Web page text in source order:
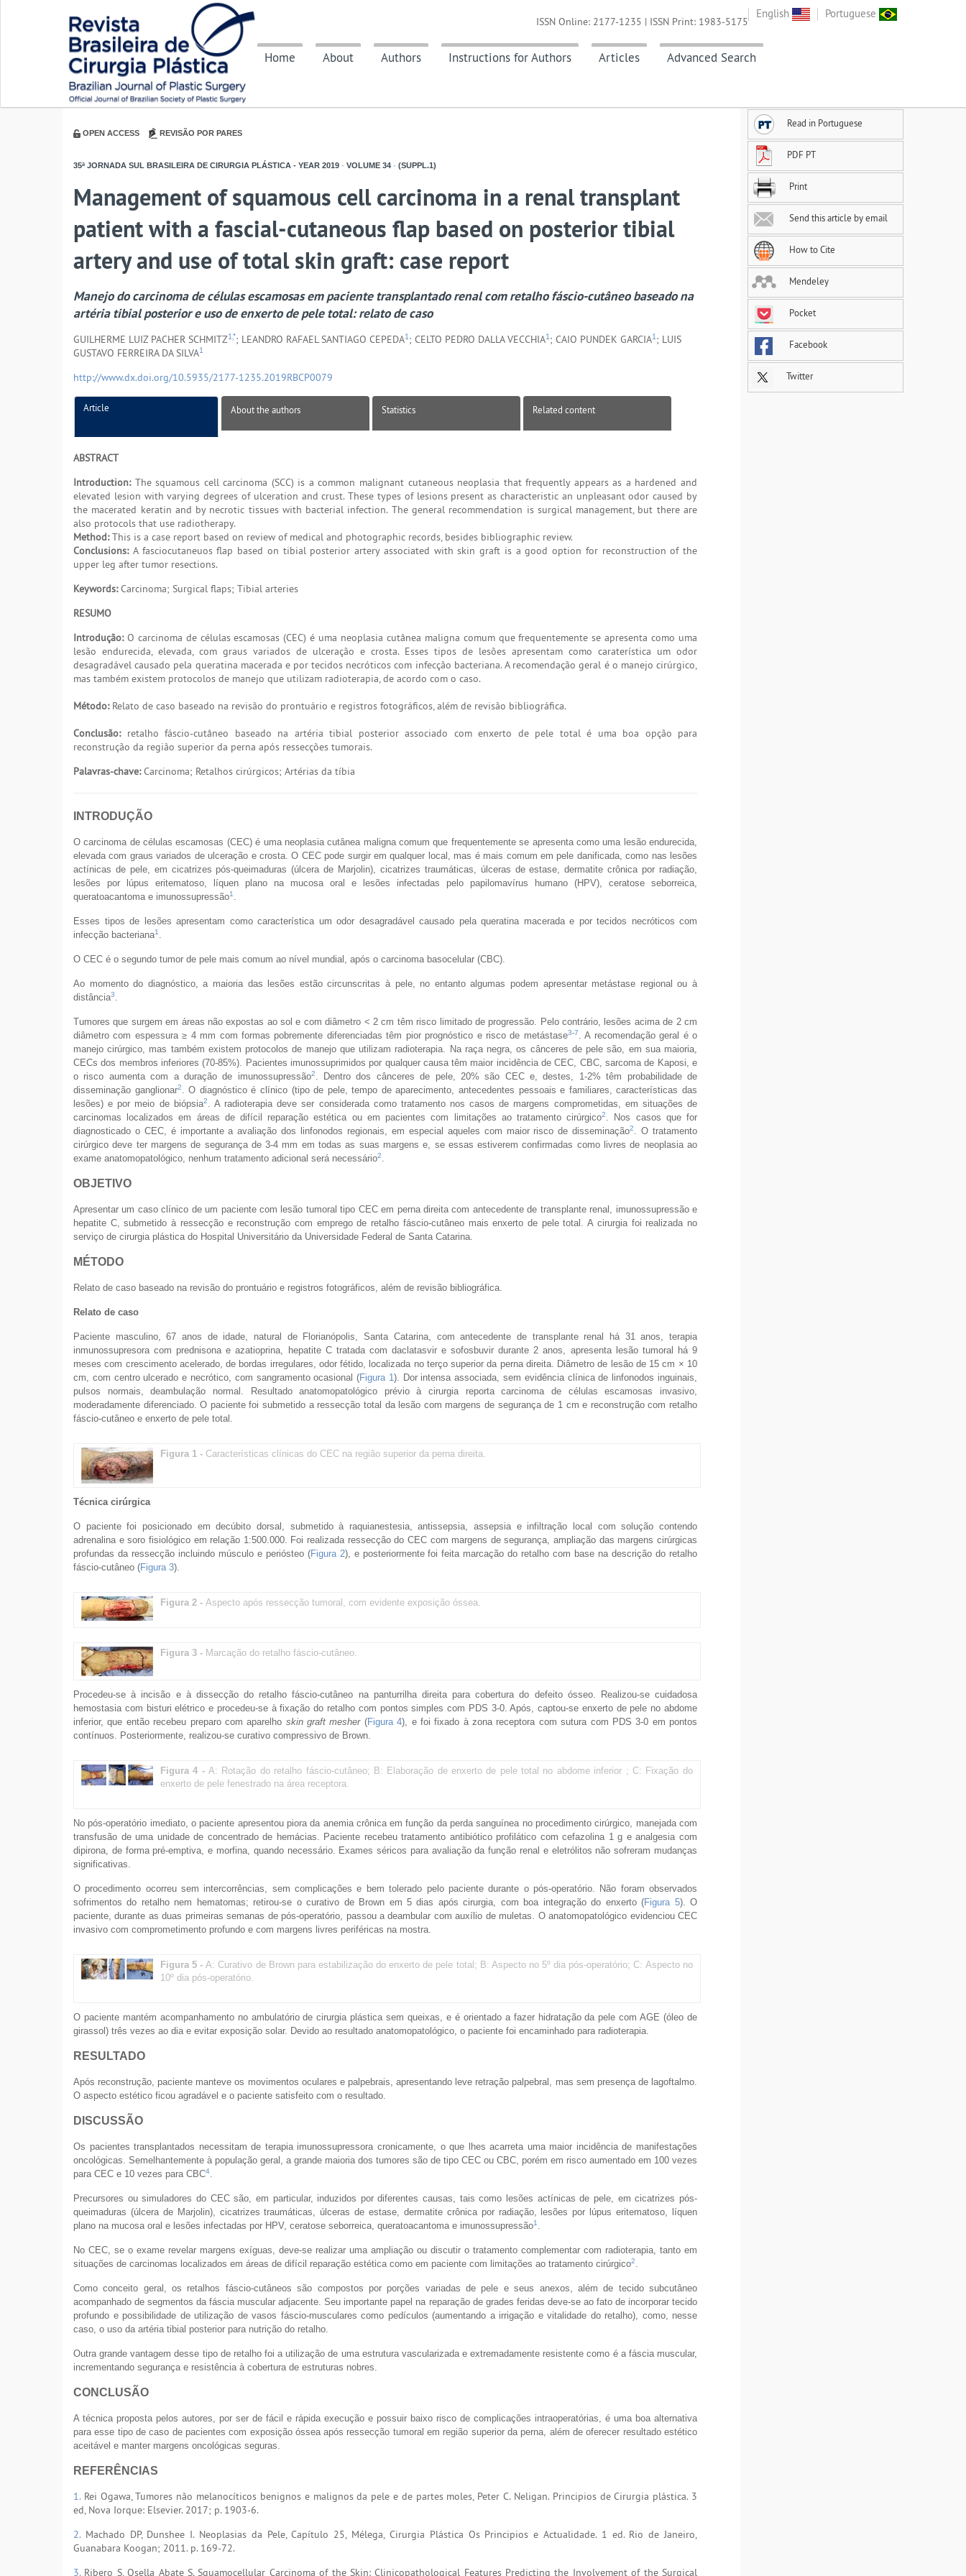
English Portuguese
Home About Authors Instructions for Authors Articles Advanced Search
ISSN Online: 2177-1235 | ISSN Print: 1983-5175
OPEN ACCESS REVISÃO POR PARES
35ª JORNADA SUL BRASILEIRA DE CIRURGIA PLÁSTICA - YEAR 2019 - VOLUME 34 - (SUPPL.1)
Management of squamous cell carcinoma in a renal transplant
patient with a fascial-cutaneous flap based on posterior tibial
artery and use of total skin graft: case report
Manejo do carcinoma de células escamosas em paciente transplantado renal com retalho fáscio-cutâneo baseado na
artéria tibial posterior e uso de enxerto de pele total: relato de caso
GUILHERME LUIZ PACHER SCHMITZ1,*; LEANDRO RAFAEL SANTIAGO CEPEDA1; CELTO PEDRO DALLA VECCHIA1; CAIO PUNDEK GARCIA1; LUIS
GUSTAVO FERREIRA DA SILVA1
http://www.dx.doi.org/10.5935/2177-1235.2019RBCP0079
Article About the authors Statistics Related content
ABSTRACT
Introduction:The squamous cell carcinoma (SCC) is a common malignant cutaneous neoplasia that frequently appears as a hardened and
elevated lesion with varying degrees of ulceration and crust. These types of lesions present as characteristic an unpleasant odor caused by
the macerated keratin and by necrotic tissues with bacterial infection. The general recommendation is surgical management, but there are
also protocols that use radiotherapy.
Method:This is a case report based on review of medical and photographic records, besides bibliographic review.
Conclusions:A fasciocutaneuos flap based on tibial posterior artery associated with skin graft is a good option for reconstruction of the
upper leg after tumor resections.
Keywords:Carcinoma; Surgical flaps; Tibial arteries
RESUMO
Introdução:O carcinoma de células escamosas (CEC) é uma neoplasia cutânea maligna comum que frequentemente se apresenta como uma
lesão endurecida, elevada, com graus variados de ulceração e crosta. Esses tipos de lesões apresentam como caraterística um odor
desagradável causado pela queratina macerada e por tecidos necróticos com infecção bacteriana. A recomendação geral é o manejo cirúrgico,
mas também existem protocolos de manejo que utilizam radioterapia, de acordo com o caso.
Método:Relato de caso baseado na revisão do prontuário e registros fotográficos, além de revisão bibliográfica.
Conclusão:retalho fáscio-cutâneo baseado na artéria tibial posterior associado com enxerto de pele total é uma boa opção para
reconstrução da região superior da perna após ressecções tumorais.
Palavras-chave:Carcinoma; Retalhos cirúrgicos; Artérias da tíbia
INTRODUÇÃO
O carcinoma de células escamosas (CEC) é uma neoplasia cutânea maligna comum que frequentemente se apresenta como uma lesão endurecida,
elevada com graus variados de ulceração e crosta. O CEC pode surgir em qualquer local, mas é mais comum em pele danificada, como nas lesões
actínicas de pele, em cicatrizes pós-queimaduras (úlcera de Marjolin), cicatrizes traumáticas, úlceras de estase, dermatite crônica por radiação,
lesões por lúpus eritematoso, líquen plano na mucosa oral e lesões infectadas pelo papilomavírus humano (HPV), ceratose seborreica,
queratoacantoma e imunossupressão1.
Esses tipos de lesões apresentam como característica um odor desagradável causado pela queratina macerada e por tecidos necróticos com
infecção bacteriana1.
O CEC é o segundo tumor de pele mais comum ao nível mundial, após o carcinoma basocelular (CBC).
Ao momento do diagnóstico, a maioria das lesões estão circunscritas à pele, no entanto algumas podem apresentar metástase regional ou à
distância3.
Tumores que surgem em áreas não expostas ao sol e com diâmetro < 2 cm têm risco limitado de progressão. Pelo contrário, lesões acima de 2 cm
diâmetro com espessura ≥ 4 mm com formas pobremente diferenciadas têm pior prognóstico e risco de metástase3-7. A recomendação geral é o
manejo cirúrgico, mas também existem protocolos de manejo que utilizam radioterapia. Na raça negra, os cânceres de pele são, em sua maioria,
CECs dos membros inferiores (70-85%). Pacientes imunossuprimidos por qualquer causa têm maior incidência de CEC, CBC, sarcoma de Kaposi, e
o risco aumenta com a duração de imunossupressão2. Dentro dos cânceres de pele, 20% são CEC e, destes, 1-2% têm probabilidade de
disseminação ganglionar2. O diagnóstico é clínico (tipo de pele, tempo de aparecimento, antecedentes pessoais e familiares, características das
lesões) e por meio de biópsia2. A radioterapia deve ser considerada como tratamento nos casos de margens comprometidas, em situações de
carcinomas localizados em áreas de difícil reparação estética ou em pacientes com limitações ao tratamento cirúrgico2. Nos casos que for
diagnosticado o CEC, é importante a avaliação dos linfonodos regionais, em especial aqueles com maior risco de disseminação2. O tratamento
cirúrgico deve ter margens de segurança de 3-4 mm em todas as suas margens e, se essas estiverem confirmadas como livres de neoplasia ao
exame anatomopatológico, nenhum tratamento adicional será necessário2.
OBJETIVO
Apresentar um caso clínico de um paciente com lesão tumoral tipo CEC em perna direita com antecedente de transplante renal, imunossupressão e
hepatite C, submetido à ressecção e reconstrução com emprego de retalho fáscio-cutâneo mais enxerto de pele total. A cirurgia foi realizada no
serviço de cirurgia plástica do Hospital Universitário da Universidade Federal de Santa Catarina.
MÉTODO
Relato de caso baseado na revisão do prontuário e registros fotográficos, além de revisão bibliográfica.
Relato de caso
Paciente masculino, 67 anos de idade, natural de Florianópolis, Santa Catarina, com antecedente de transplante renal há 31 anos, terapia
inmunossupresora com prednisona e azatioprina, hepatite C tratada com daclatasvir e sofosbuvir durante 2 anos, apresenta lesão tumoral há 9
meses com crescimento acelerado, de bordas irregulares, odor fétido, localizada no terço superior da perna direita. Diâmetro de lesão de 15 cm × 10
cm, com centro ulcerado e necrótico, com sangramento ocasional (Figura 1). Dor intensa associada, sem evidência clínica de linfonodos inguinais,
pulsos normais, deambulação normal. Resultado anatomopatológico prévio à cirurgia reporta carcinoma de células escamosas invasivo,
moderadamente diferenciado. O paciente foi submetido a ressecção total da lesão com margens de segurança de 1 cm e reconstrução com retalho
fáscio-cutâneo e enxerto de pele total.
Figura 1 - Características clínicas do CEC na região superior da perna direita.
Técnica cirúrgica
O paciente foi posicionado em decúbito dorsal, submetido à raquianestesia, antissepsia, assepsia e infiltração local com solução contendo
adrenalina e soro fisiológico em relação 1:500.000. Foi realizada ressecção do CEC com margens de segurança, ampliação das margens cirúrgicas
profundas da ressecção incluindo músculo e periósteo (Figura 2), e posteriormente foi feita marcação do retalho com base na descrição do retalho
fáscio-cutâneo (Figura 3).
Figura 2 - Aspecto após ressecção tumoral, com evidente exposição óssea.
Figura 3 - Marcação do retalho fáscio-cutâneo.
Procedeu-se à incisão e à dissecção do retalho fáscio-cutâneo na panturrilha direita para cobertura do defeito ósseo. Realizou-se cuidadosa
hemostasia com bisturi elétrico e procedeu-se à fixação do retalho com pontos simples com PDS 3-0. Após, captou-se enxerto de pele no abdome
inferior, que então recebeu preparo com aparelho skin graft mesher(Figura 4), e foi fixado à zona receptora com sutura com PDS 3-0 em pontos
contínuos. Posteriormente, realizou-se curativo compressivo de Brown.
Figura 4 -A: Rotação do retalho fáscio-cutâneo; B: Elaboração de enxerto de pele total no abdome inferior ; C: Fixação do
enxerto de pele fenestrado na área receptora.
No pós-operatório imediato, o paciente apresentou piora da anemia crônica em função da perda sanguínea no procedimento cirúrgico, manejada com
transfusão de uma unidade de concentrado de hemácias. Paciente recebeu tratamento antibiótico profilático com cefazolina 1 g e analgesia com
dipirona, de forma pré-emptiva, e morfina, quando necessário. Exames séricos para avaliação da função renal e eletrólitos não sofreram mudanças
significativas.
O procedimento ocorreu sem intercorrências, sem complicações e bem tolerado pelo paciente durante o pós-operatório. Não foram observados
sofrimentos do retalho nem hematomas; retirou-se o curativo de Brown em 5 dias após cirurgia, com boa integração do enxerto (Figura 5). O
paciente, durante as duas primeiras semanas de pós-operatório, passou a deambular com auxílio de muletas. O anatomopatológico evidenciou CEC
invasivo com comprometimento profundo e com margens livres periféricas na mostra.
Figura 5 -A: Curativo de Brown para estabilização do enxerto de pele total; B: Aspecto no 5º dia pós-operatório; C: Aspecto no
10º dia pós-operatório.
O paciente mantém acompanhamento no ambulatório de cirurgia plástica sem queixas, e é orientado a fazer hidratação da pele com AGE (óleo de
girassol) três vezes ao dia e evitar exposição solar. Devido ao resultado anatomopatológico, o paciente foi encaminhado para radioterapia.
RESULTADO
Após reconstrução, paciente manteve os movimentos oculares e palpebrais, apresentando leve retração palpebral, mas sem presença de lagoftalmo.
O aspecto estético ficou agradável e o paciente satisfeito com o resultado.
DISCUSSÃO
Os pacientes transplantados necessitam de terapia imunossupressora cronicamente, o que lhes acarreta uma maior incidência de manifestações
oncológicas. Semelhantemente à população geral, a grande maioria dos tumores são de tipo CEC ou CBC, porém em risco aumentado em 100 vezes
para CEC e 10 vezes para CBC4.
Precursores ou simuladores do CEC são, em particular, induzidos por diferentes causas, tais como lesões actínicas de pele, em cicatrizes pós-
queimaduras (úlcera de Marjolin), cicatrizes traumáticas, úlceras de estase, dermatite crônica por radiação, lesões por lúpus eritematoso, líquen
plano na mucosa oral e lesões infectadas por HPV, ceratose seborreica, queratoacantoma e imunossupressão1.
No CEC, se o exame revelar margens exíguas, deve-se realizar uma ampliação ou discutir o tratamento complementar com radioterapia, tanto em
situações de carcinomas localizados em áreas de difícil reparação estética como em paciente com limitações ao tratamento cirúrgico2.
Como conceito geral, os retalhos fáscio-cutâneos são compostos por porções variadas de pele e seus anexos, além de tecido subcutâneo
acompanhado de segmentos da fáscia muscular adjacente. Seu importante papel na reparação de grades feridas deve-se ao fato de incorporar tecido
profundo e possibilidade de utilização de vasos fáscio-musculares como pedículos (aumentando a irrigação e vitalidade do retalho), como, nesse
caso, o uso da artéria tibial posterior para nutrição do retalho.
Outra grande vantagem desse tipo de retalho foi a utilização de uma estrutura vascularizada e extremadamente resistente como é a fáscia muscular,
incrementando segurança e resistência à cobertura de estruturas nobres.
CONCLUSÃO
A técnica proposta pelos autores, por ser de fácil e rápida execução e possuir baixo risco de complicações intraoperatórias, é uma boa alternativa
para esse tipo de caso de pacientes com exposição óssea após ressecção tumoral em região superior da perna, além de oferecer resultado estético
aceitável e manter margens oncológicas seguras.
REFERÊNCIAS
1. Rei Ogawa, Tumores não melanocíticos benignos e malignos da pele e de partes moles, Peter C. Neligan. Principios de Cirurgia plástica. 3
ed, Nova Iorque: Elsevier. 2017; p. 1903-6.
2. Machado DP, Dunshee I. Neoplasias da Pele, Capítulo 25, Mélega, Cirurgia Plástica Os Principios e Actualidade. 1 ed. Rio de Janeiro,
Guanabara Koogan; 2011. p. 169-72.
3. Ribero S, Osella Abate S. Squamocellular Carcinoma of the Skin: Clinicopathological Features Predicting the Involvement of the Surgical
Read in Portuguese
PDF PT
Print
Send this article by email
How to Cite
Mendeley
Pocket
Facebook
Twitter